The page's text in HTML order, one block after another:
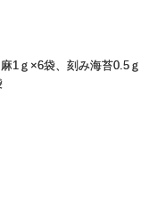
1ｇ×6袋、刻み海苔0.5ｇ